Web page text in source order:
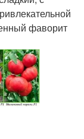
фаворит